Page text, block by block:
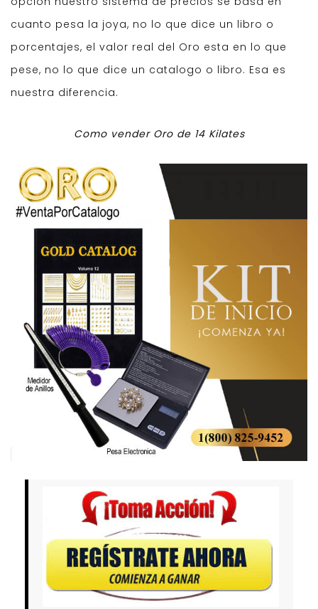
cuanto pesa la joya, no lo que dice un libro o
porcentajes, el valor real del Oro esta en lo que
pese, no lo que dice un catalogo o libro. Esa es
nuestra diferencia.
Como vender Oro de 14 Kilates